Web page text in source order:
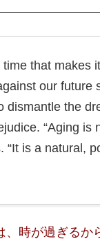
time that makes
our
dismantle the
“Aging
“It is a natural,
時が過ぎるか